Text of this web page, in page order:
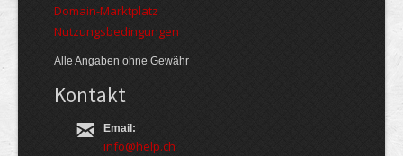
Domain-Marktplatz
Nutzungsbedingungen
Alle Angaben ohne Gewähr
Kontakt
Email:
info@help.ch